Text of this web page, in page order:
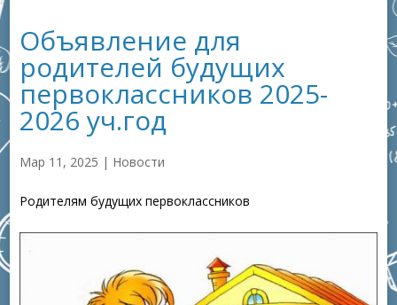
Объявление для
родителей будущих
первоклассников 2025-
2026 уч.год
Мар 11, 2025 | Новости
Родителям будущих первоклассников